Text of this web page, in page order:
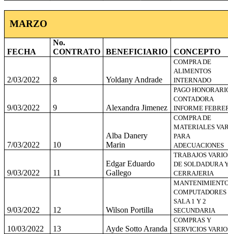
MARZO
FECHA
No.
CONTRATO
BENEFICIARIO CONCEPTO
2/03/2022 8 Yoldany Andrade
COMPRA DE
ALIMENTOS
INTERNADO
9/03/2022 9 Alexandra Jimenez
PAGO
CONTADORA
INFORME
7/03/2022 10
Alba Danery
Marin
COMPRA DE
MATERIALES
PARA
ADECUACIONES
9/03/2022 11
Edgar Eduardo
Gallego
TRABAJOS
DE SOLDADURA
CERRAJERIA
9/03/2022 12 Wilson Portilla
COMPUTADORES
SALA 1 Y 2
SECUNDARIA
10/03/2022 13 Ayde Sotto Aranda
COMPRAS Y
SERVICIOS